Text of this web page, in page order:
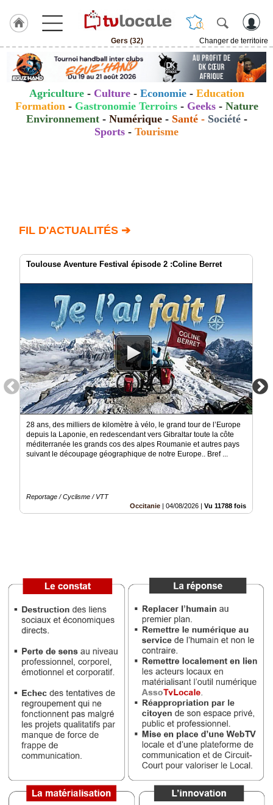
Gers (32)
Changer de territoire
J'adhère
Hulcoq
ACCUEIL
Gers
Agenda
Gazette
Blogs
Prémium
Inscription
annuaire
pro
éditeur
Agriculture- Culture - Economie- Education
Formation - Gastronomie Terroirs- Geeks- Nature
Environnement- Numérique- Santé- Société-
Sports - Tourisme
FIL D'ACTUALITÉS ➔
Toulouse Aventure Festival épisode 2 :Coline Berret
28 ans, des milliers de kilomètre à vélo, le grand tour de l’Europe
depuis la Laponie, en redescendant vers Gibraltar toute la côte
méditerranée les grands cos des alpes Roumanie et autres pays
suivant le découpage géographique de notre Europe.. Bref ...
Reportage / Cyclisme / VTT
Occitanie
04/08/2026 Vu 11788 fois